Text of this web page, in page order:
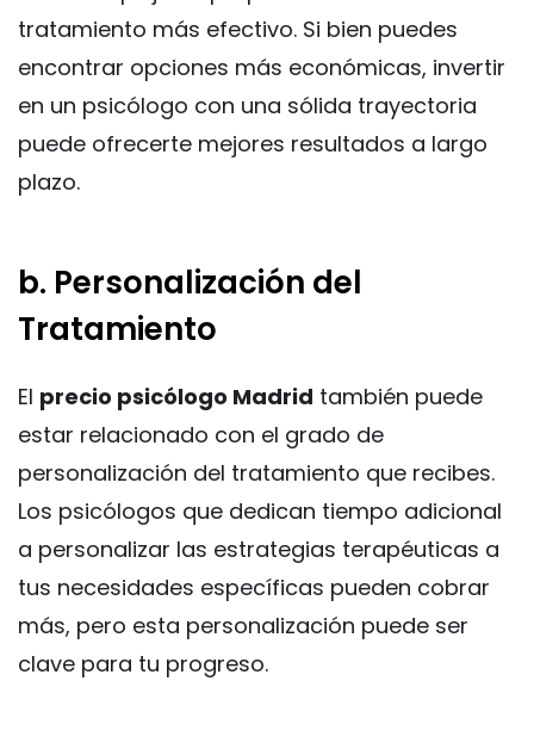
tratamiento más efectivo. Si bien puedes
encontrar opciones más económicas, invertir
en un psicólogo con una sólida trayectoria
puede ofrecerte mejores resultados a largo
plazo.
b. Personalización del
Tratamiento
El precio psicólogo Madrid también puede
estar relacionado con el grado de
personalización del tratamiento que recibes.
Los psicólogos que dedican tiempo adicional
a personalizar las estrategias terapéuticas a
tus necesidades específicas pueden cobrar
más, pero esta personalización puede ser
clave para tu progreso.